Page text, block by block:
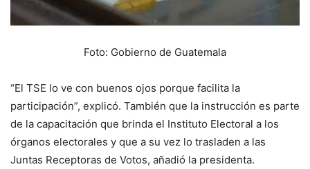
Foto: Gobierno de Guatemala
“El TSE lo ve con buenos ojos porque facilita la
participación”, explicó. También que la instrucción es parte
de la capacitación que brinda el Instituto Electoral a los
órganos electorales y que a su vez lo trasladen a las
Juntas Receptoras de Votos, añadió la presidenta.